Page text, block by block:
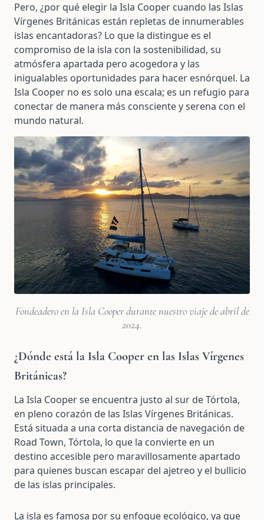
Pero, ¿por qué elegir la Isla Cooper cuando las Islas
Vírgenes Británicas están repletas de innumerables
islas encantadoras? Lo que la distingue es el
compromiso de la isla con la sostenibilidad, su
atmósfera apartada pero acogedora y las
inigualables oportunidades para hacer esnórquel. La
Isla Cooper no es solo una escala; es un refugio para
conectar de manera más consciente y serena con el
mundo natural.
Fondeadero en la Isla Cooper durante nuestro viaje de abril de
2024.
¿Dónde está la Isla Cooper en las Islas Vírgenes
Británicas?
La Isla Cooper se encuentra justo al sur de Tórtola,
en pleno corazón de las Islas Vírgenes Británicas.
Está situada a una corta distancia de navegación de
Road Town, Tórtola, lo que la convierte en un
destino accesible pero maravillosamente apartado
para quienes buscan escapar del ajetreo y el bullicio
de las islas principales.
La isla es famosa por su enfoque ecológico, ya que